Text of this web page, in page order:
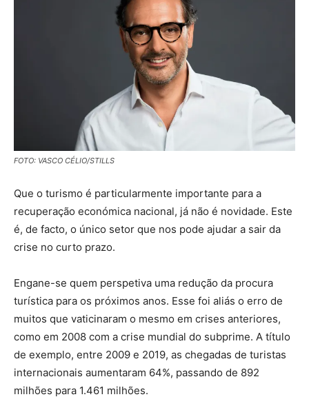
FOTO: VASCO CÉLIO/STILLS
Que o turismo é particularmente importante para a
recuperação económica nacional, já não é novidade. Este
é, de facto, o único setor que nos pode ajudar a sair da
crise no curto prazo.
Engane-se quem perspetiva uma redução da procura
turística para os próximos anos. Esse foi aliás o erro de
muitos que vaticinaram o mesmo em crises anteriores,
como em 2008 com a crise mundial do subprime. A título
de exemplo, entre 2009 e 2019, as chegadas de turistas
internacionais aumentaram 64%, passando de 892
milhões para 1.461 milhões.